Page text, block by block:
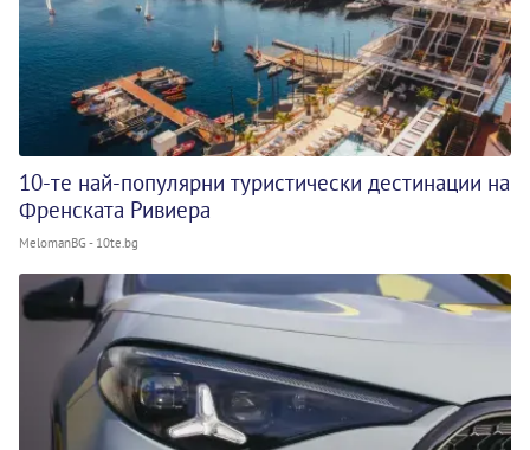
10-те най-популярни туристически дестинации на
Френската Ривиера
MelomanBG - 10te.bg